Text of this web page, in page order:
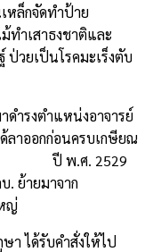
หล็กจัดทำป้าย
ทำเสาธงชาติและ
วยเป็นโรคมะเร็งตับ
รงตำแหน่งอาจารย์
ลาออกก่อนครบเกษียณ
พ.ศ. 2529
. ย้ายมาจาก
ญ่
า ได้รับคำสั่งให้ไป